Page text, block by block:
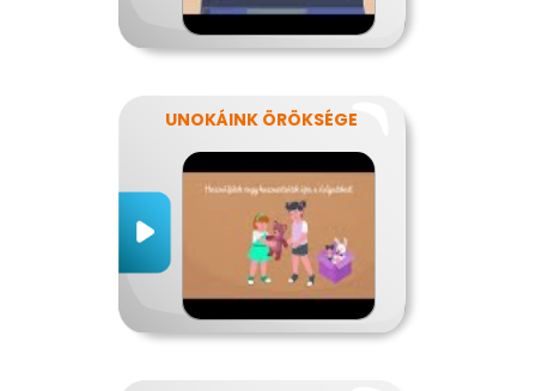
UNOKÁINK ÖRÖKSÉGE